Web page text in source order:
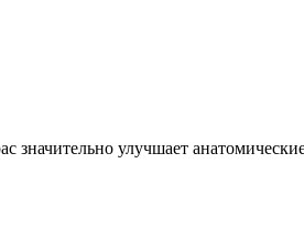
значительно улучшает